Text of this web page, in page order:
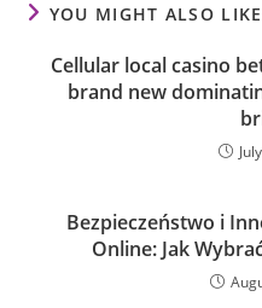
YOU MIGHT ALSO LIKE
Cellular local casino
brand new
Bezpieczeństwo i
Online: Jak